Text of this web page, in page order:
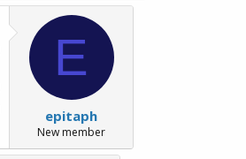
E
epitaph
New member